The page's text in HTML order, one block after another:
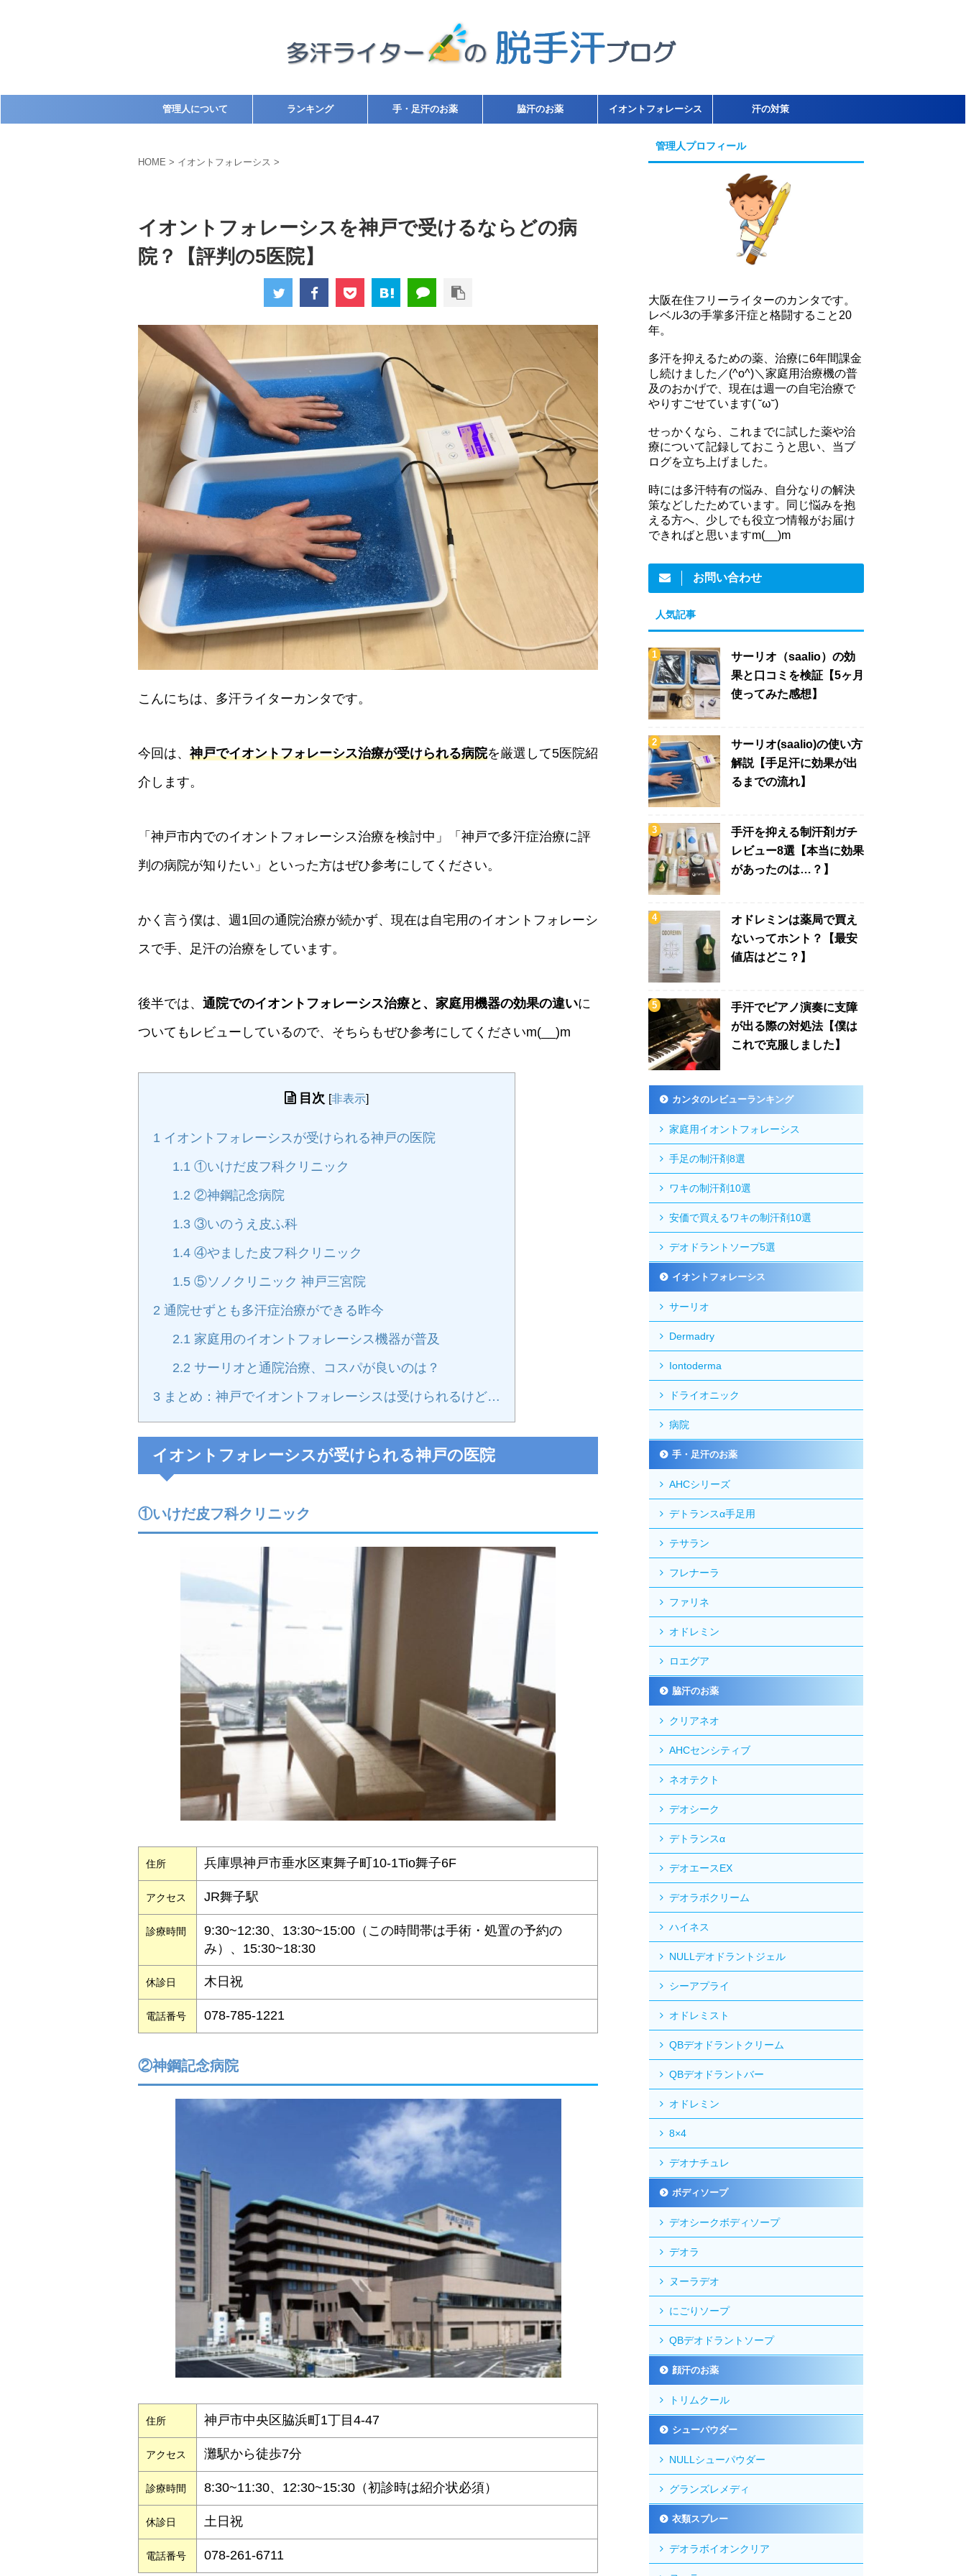
管理人について ランキング 手・足汗のお薬 脇汗のお薬 イオントフォレーシス 汗の対策
HOME > イオントフォレーシス >
イオントフォレーシスを神戸で受けるならどの病
院？【評判の5医院】
こんにちは、多汗ライターカンタです。
今回は、 神戸でイオントフォレーシス治療が受けられる病院を厳選して5医院紹
介します。
「神戸市内でのイオントフォレーシス治療を検討中」「神戸で多汗症治療に評
判の病院が知りたい」といった方はぜひ参考にしてください。
かく言う僕は、週1回の通院治療が続かず、現在は自宅用のイオントフォレーシ
スで手、足汗の治療をしています。
後半では、 通院でのイオントフォレーシス治療と、家庭用機器の効果の違いに
ついてもレビューしているので、そちらもぜひ参考にしてくださいm(__)m
目次 [非表示]
1 イオントフォレーシスが受けられる神戸の医院
1.1 ①いけだ皮フ科クリニック
1.2 ②神鋼記念病院
1.3 ③いのうえ皮ふ科
1.4 ④やました皮フ科クリニック
1.5 ⑤ソノクリニック 神戸三宮院
2 通院せずとも多汗症治療ができる昨今
2.1 家庭用のイオントフォレーシス機器が普及
2.2 サーリオと通院治療、コスパが良いのは？
3 まとめ：神戸でイオントフォレーシスは受けられるけど…
イオントフォレーシスが受けられる神戸の医院
①いけだ皮フ科クリニック
住所 兵庫県神戸市垂水区東舞子町10-1Tio舞子6F
アクセス JR舞子駅
診療時間
9:30~12:30、13:30~15:00（この時間帯は手術・処置の予約の
み）、15:30~18:30
休診日 木日祝
電話番号 078-785-1221
②神鋼記念病院
住所 神戸市中央区脇浜町1丁目4-47
アクセス 灘駅から徒歩7分
診療時間 8:30~11:30、12:30~15:30（初診時は紹介状必須）
休診日 土日祝
電話番号 078-261-6711
管理人プロフィール
大阪在住フリーライターのカンタです。
レベル3の手掌多汗症と格闘すること20
年。
多汗を抑えるための薬、治療に6年間課金
し続けました／(^o^)＼家庭用治療機の普
及のおかげで、現在は週一の自宅治療で
やりすごせています( ˘ω˘)
せっかくなら、これまでに試した薬や治
療について記録しておこうと思い、当ブ
ログを立ち上げました。
時には多汗特有の悩み、自分なりの解決
策などしたためています。同じ悩みを抱
える方へ、少しでも役立つ情報がお届け
できればと思いますm(__)m
お問い合わせ
人気記事
サーリオ（saalio）の効
果と口コミを検証【5ヶ月
使ってみた感想】
サーリオ(saalio)の使い方
解説【手足汗に効果が出
るまでの流れ】
手汗を抑える制汗剤ガチ
レビュー8選【本当に効果
があったのは…？】
オドレミンは薬局で買え
ないってホント？【最安
値店はどこ？】
手汗でピアノ演奏に支障
が出る際の対処法【僕は
これで克服しました】
カンタのレビューランキング
家庭用イオントフォレーシス
手足の制汗剤8選
ワキの制汗剤10選
安価で買えるワキの制汗剤10選
デオドラントソープ5選
イオントフォレーシス
サーリオ
Dermadry
Iontoderma
ドライオニック
病院
手・足汗のお薬
AHCシリーズ
デトランスα手足用
テサラン
フレナーラ
ファリネ
オドレミン
ロエグア
脇汗のお薬
クリアネオ
AHCセンシティブ
ネオテクト
デオシーク
デトランスα
デオエースEX
デオラボクリーム
ハイネス
NULLデオドラントジェル
シーアプライ
オドレミスト
QBデオドラントクリーム
QBデオドラントバー
オドレミン
8×4
デオナチュレ
ボディソープ
デオシークボディソープ
デオラ
ヌーラデオ
にごりソープ
QBデオドラントソープ
顔汗のお薬
トリムクール
シューパウダー
NULLシューパウダー
グランズレメディ
衣類スプレー
デオラボイオンクリア